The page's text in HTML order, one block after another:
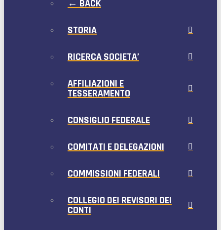
← BACK
STORIA
RICERCA SOCIETA’
AFFILIAZIONI E
TESSERAMENTO
CONSIGLIO FEDERALE
COMITATI E DELEGAZIONI
COMMISSIONI FEDERALI
COLLEGIO DEI REVISORI DEI
CONTI